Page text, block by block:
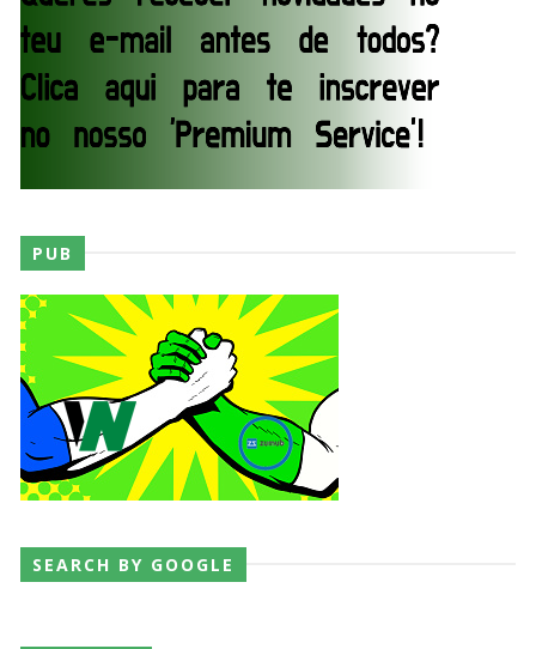
AEW Redemption 2026
Jul 27 2026
Unknown
Dark Side of the Ring Season 7 Episode 4 “Necro
Butcher vs. Samoa Joe”
Unknown-Jul 26 2026
WWE Main Event, July 23, 2026
Unknown-Jul 26 2026
PUB
SEARCH BY GOOGLE